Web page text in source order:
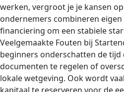
werken, vergroot je je kansen
ondernemers combineren
financiering om een stabiele
Veelgemaakte Fouten bij
beginners onderschatten de tijd
documenten te regelen of
lokale wetgeving. Ook wordt